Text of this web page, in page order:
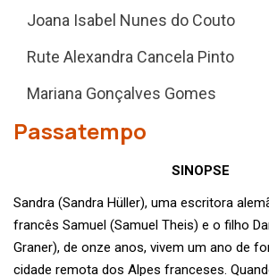
Joana Isabel Nunes do Couto
Rute Alexandra Cancela Pinto
Mariana Gonçalves Gomes
Passatempo
SINOPSE
Sandra (Sandra Hüller), uma escritora
francês Samuel (Samuel Theis) e o filho
Graner), de onze anos, vivem um ano de
cidade remota dos Alpes franceses.